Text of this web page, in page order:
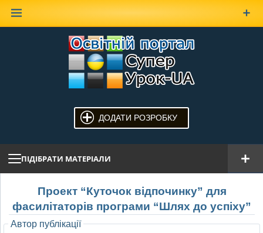
ДОДАТИ РОЗРОБКУ
ПІДІБРАТИ МАТЕРІАЛИ
Проект “Куточок відпочинку” для
фасилітаторів програми “Шлях до успіху”
Автор публікації